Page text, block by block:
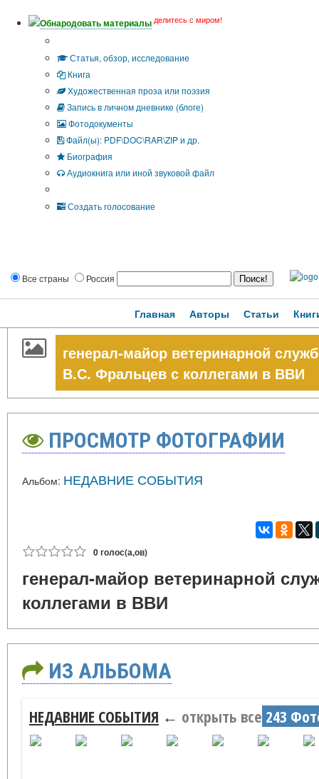
Обнародовать материалы делитесь с миром!
Статья, обзор, исследование
Книга
Художественная проза или поэзия
Запись в личном дневнике (блоге)
Фотодокументы
Файл(ы): PDF\DOC\RAR\ZIP и др.
Биография
Аудиокнига или иной звуковой файл
Создать голосование
Все страны Россия
Главная Авторы Статьи
генерал-майор ветеринарной
В.С. Фральцев с коллегами в ВВИ
ПРОСМОТР ФОТОГРАФИИ
Альбом: НЕДАВНИЕ СОБЫТИЯ
0 голос(а,ов)
генерал-майор ветеринарной
коллегами в ВВИ
ИЗ АЛЬБОМА
НЕДАВНИЕ СОБЫТИЯ ← открыть все 243